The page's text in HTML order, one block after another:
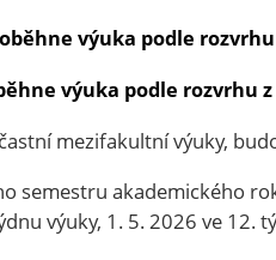
výuka podle
výuka podle rozvrhu
mezifakultní výuky,
semestru akademického
výuky, 1. 5. 2026 ve 12.